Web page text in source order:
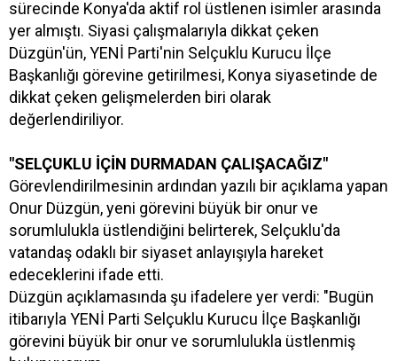
sürecinde Konya'da aktif rol üstlenen isimler arasında
yer almıştı. Siyasi çalışmalarıyla dikkat çeken
Düzgün'ün, YENİ Parti'nin Selçuklu Kurucu İlçe
Başkanlığı görevine getirilmesi, Konya siyasetinde de
dikkat çeken gelişmelerden biri olarak
değerlendiriliyor.
"SELÇUKLU İÇİN DURMADAN ÇALIŞACAĞIZ"
Görevlendirilmesinin ardından yazılı bir açıklama yapan
Onur Düzgün, yeni görevini büyük bir onur ve
sorumlulukla üstlendiğini belirterek, Selçuklu'da
vatandaş odaklı bir siyaset anlayışıyla hareket
edeceklerini ifade etti.
Düzgün açıklamasında şu ifadelere yer verdi: "Bugün
itibarıyla YENİ Parti Selçuklu Kurucu İlçe Başkanlığı
görevini büyük bir onur ve sorumlulukla üstlenmiş